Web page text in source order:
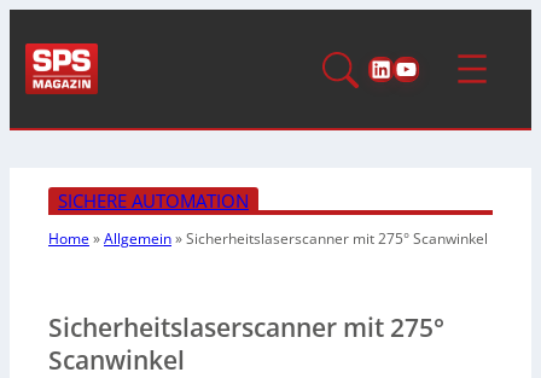
LinkedIn
YouTube
SICHERE AUTOMATION
Home»Allgemein»Sicherheitslaserscanner mit 275° Scanwinkel
Sicherheitslaserscanner mit 275°
Scanwinkel